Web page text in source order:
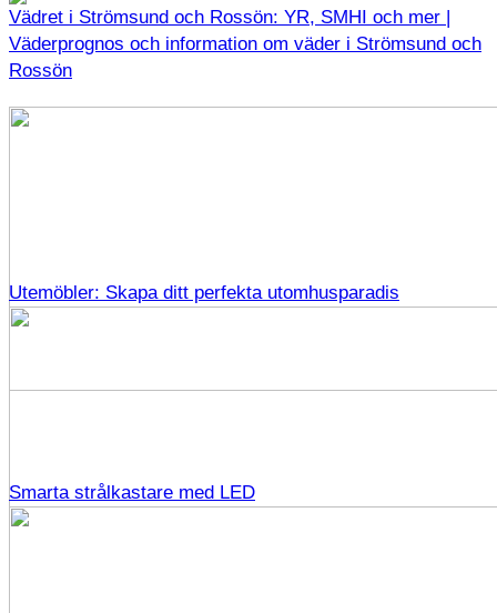
Vädret i Strömsund och Rossön: YR, SMHI och mer |
Väderprognos och information om väder i Strömsund och
Rossön
Utemöbler: Skapa ditt perfekta utomhusparadis
Smarta strålkastare med LED